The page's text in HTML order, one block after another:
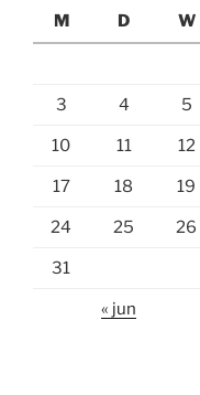
M
D W
3 4 5
10 11 12
17 18 19
24 25 26
31
« jun